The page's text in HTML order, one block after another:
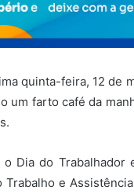
quinta-feira, 12 de
um farto café da
Dia do Trabalhador
e